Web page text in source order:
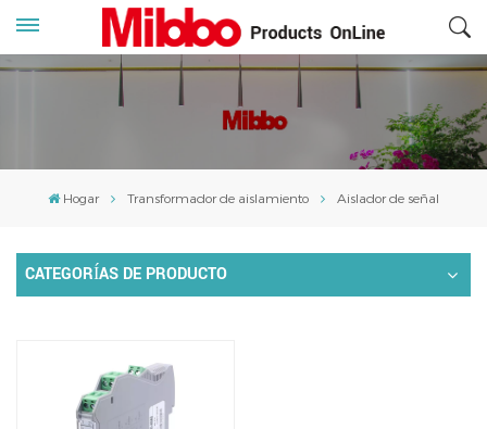
Hogar Transformador de aislamiento Aislador de señal
CATEGORÍAS DE PRODUCTO